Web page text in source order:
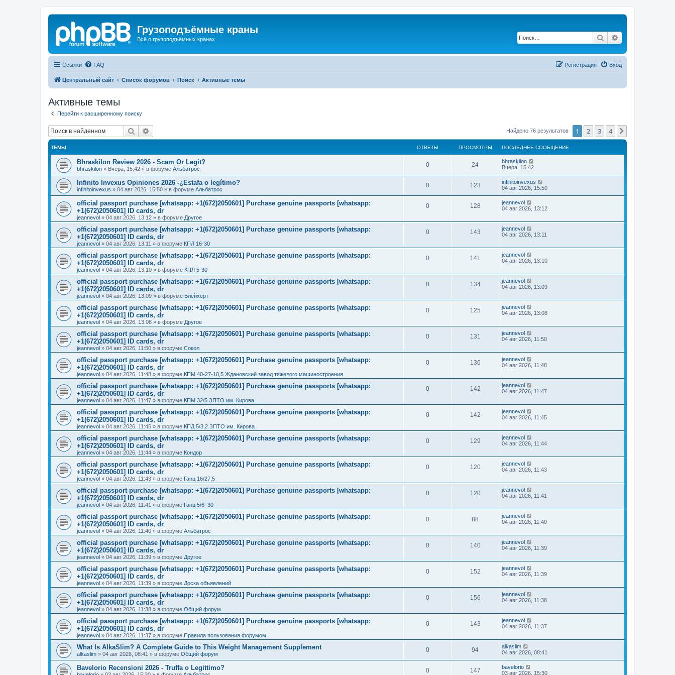
Грузоподъёмные краны
Всё о грузоподъёмных кранах Поиск
Ссылки FAQ Вход
Регистрация
Центральный сайт Список форумов Поиск Активные темы
Активные темы
Перейти к расширенному поиску
Поиск Найдено 76 результатов 1 2 3 4
ТЕМЫ ОТВЕТЫ ПРОСМОТРЫ ПОСЛЕДНЕЕ СООБЩЕНИЕ
Bhraskilon Review 2026 - Scam Or Legit?
bhraskilon » Вчера, 15:42 » в форуме Альбатрос
0 24
bhraskilon
Вчера, 15:42
Infinito Invexus Opiniones 2026 -¿Estafa o legítimo?
infinitoinvexus » 04 авг 2026, 15:50 » в форуме Альбатрос
0 123
infinitoinvexus
04 авг 2026, 15:50
official passport purchase [whatsapp: +1(672)2050601] Purchase genuine passports [whatsapp:
+1(672)2050601] ID cards, dr
jeannevol » 04 авг 2026, 13:12 » в форуме Другое
0 128
jeannevol
04 авг 2026, 13:12
official passport purchase [whatsapp: +1(672)2050601] Purchase genuine passports [whatsapp:
+1(672)2050601] ID cards, dr
jeannevol » 04 авг 2026, 13:11 » в форуме КПЛ 16-30
0 143
jeannevol
04 авг 2026, 13:11
official passport purchase [whatsapp: +1(672)2050601] Purchase genuine passports [whatsapp:
+1(672)2050601] ID cards, dr
jeannevol » 04 авг 2026, 13:10 » в форуме КПЛ 5-30
0 141
jeannevol
04 авг 2026, 13:10
official passport purchase [whatsapp: +1(672)2050601] Purchase genuine passports [whatsapp:
+1(672)2050601] ID cards, dr
jeannevol » 04 авг 2026, 13:09 » в форуме Блейхерт
0 134
jeannevol
04 авг 2026, 13:09
official passport purchase [whatsapp: +1(672)2050601] Purchase genuine passports [whatsapp:
+1(672)2050601] ID cards, dr
jeannevol » 04 авг 2026, 13:08 » в форуме Другое
0 125
jeannevol
04 авг 2026, 13:08
official passport purchase [whatsapp: +1(672)2050601] Purchase genuine passports [whatsapp:
+1(672)2050601] ID cards, dr
jeannevol » 04 авг 2026, 11:50 » в форуме Сокол
0 131
jeannevol
04 авг 2026, 11:50
official passport purchase [whatsapp: +1(672)2050601] Purchase genuine passports [whatsapp:
+1(672)2050601] ID cards, dr
jeannevol » 04 авг 2026, 11:48 » в форуме КПМ 40-27-10,5 Ждановский завод тяжелого машиностроения
0 136
jeannevol
04 авг 2026, 11:48
official passport purchase [whatsapp: +1(672)2050601] Purchase genuine passports [whatsapp:
+1(672)2050601] ID cards, dr
jeannevol » 04 авг 2026, 11:47 » в форуме КПМ 32/5 ЗПТО им. Кирова
0 142
jeannevol
04 авг 2026, 11:47
official passport purchase [whatsapp: +1(672)2050601] Purchase genuine passports [whatsapp:
+1(672)2050601] ID cards, dr
jeannevol » 04 авг 2026, 11:45 » в форуме КПД 5/3,2 ЗПТО им. Кирова
0 142
jeannevol
04 авг 2026, 11:45
official passport purchase [whatsapp: +1(672)2050601] Purchase genuine passports [whatsapp:
+1(672)2050601] ID cards, dr
jeannevol » 04 авг 2026, 11:44 » в форуме Кондор
0 129
jeannevol
04 авг 2026, 11:44
official passport purchase [whatsapp: +1(672)2050601] Purchase genuine passports [whatsapp:
+1(672)2050601] ID cards, dr
jeannevol » 04 авг 2026, 11:43 » в форуме Ганц 16/27,5
0 120
jeannevol
04 авг 2026, 11:43
official passport purchase [whatsapp: +1(672)2050601] Purchase genuine passports [whatsapp:
+1(672)2050601] ID cards, dr
jeannevol » 04 авг 2026, 11:41 » в форуме Ганц 5/6–30
0 120
jeannevol
04 авг 2026, 11:41
official passport purchase [whatsapp: +1(672)2050601] Purchase genuine passports [whatsapp:
+1(672)2050601] ID cards, dr
jeannevol » 04 авг 2026, 11:40 » в форуме Альбатрос
0 88
jeannevol
04 авг 2026, 11:40
official passport purchase [whatsapp: +1(672)2050601] Purchase genuine passports [whatsapp:
+1(672)2050601] ID cards, dr
jeannevol » 04 авг 2026, 11:39 » в форуме Другое
0 140
jeannevol
04 авг 2026, 11:39
official passport purchase [whatsapp: +1(672)2050601] Purchase genuine passports [whatsapp:
+1(672)2050601] ID cards, dr
jeannevol » 04 авг 2026, 11:39 » в форуме Доска объявлений
0 152
jeannevol
04 авг 2026, 11:39
official passport purchase [whatsapp: +1(672)2050601] Purchase genuine passports [whatsapp:
+1(672)2050601] ID cards, dr
jeannevol » 04 авг 2026, 11:38 » в форуме Общий форум
0 156
jeannevol
04 авг 2026, 11:38
official passport purchase [whatsapp: +1(672)2050601] Purchase genuine passports [whatsapp:
+1(672)2050601] ID cards, dr
jeannevol » 04 авг 2026, 11:37 » в форуме Правила пользования форумом
0 143
jeannevol
04 авг 2026, 11:37
What Is AlkaSlim? A Complete Guide to This Weight Management Supplement
alkaslim » 04 авг 2026, 08:41 » в форуме Общий форум
0 94
alkaslim
04 авг 2026, 08:41
Bavelorio Recensioni 2026 - Truffa o Legittimo? 0 147
bavelorio
03 авг 2026, 15:30